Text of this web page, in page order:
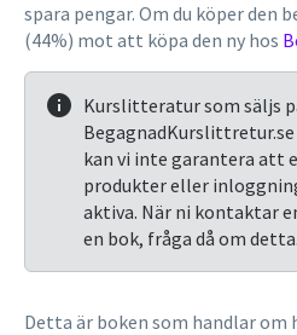
spara pengar. Om du köper den
(44%) mot att köpa den ny hos
Kurslitteratur som säljs
kan vi inte garantera att
produkter eller
aktiva. När ni kontaktar
en bok, fråga då om detta.
Detta är boken som handlar om